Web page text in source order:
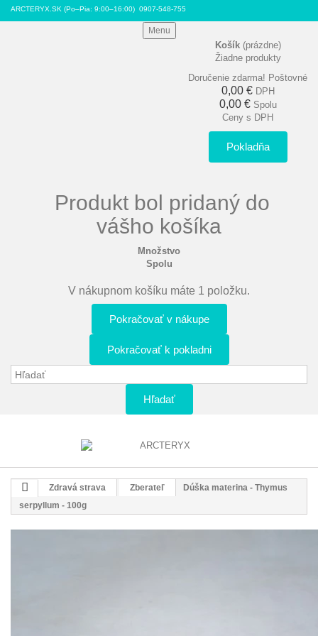
ARCTERYX.SK (Po–Pia: 9:00–16:00) 0907-548-755
Menu
Košík (prázdne)
Žiadne produkty
Doručenie zdarma! Poštovné
0,00 € DPH
0,00 € Spolu
Ceny s DPH
Pokladňa
Produkt bol pridaný do
vášho košíka
Množstvo
Spolu
V nákupnom košíku máte 1 položku.
Pokračovať v nákupe
Pokračovať k pokladni
Hľadať
Zdravá strava Zberateľ
Dúška materina - Thymus
serpyllum - 100g